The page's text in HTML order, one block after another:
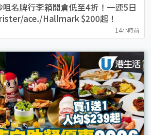
名牌行李箱開倉低至4折！一連5日
ace./Hallmark $200起！
14小時前